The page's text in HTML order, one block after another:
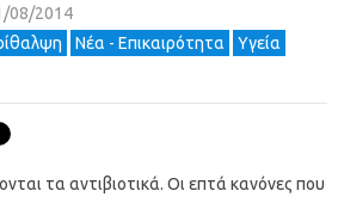
08/2014
Νέα - Επικαιρότητα
Υγεία
τα αντιβιοτικά. Οι επτά κανόνες που